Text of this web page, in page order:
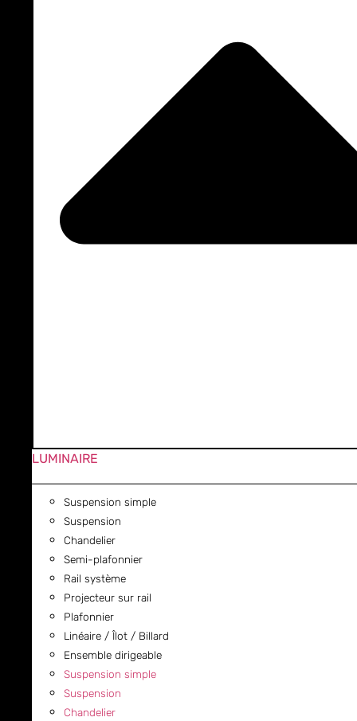
LUMINAIRE
Suspension simple
Suspension
Chandelier
Semi-plafonnier
Rail système
Projecteur sur rail
Plafonnier
Linéaire / Îlot / Billard
Ensemble dirigeable
Suspension simple
Suspension
Chandelier